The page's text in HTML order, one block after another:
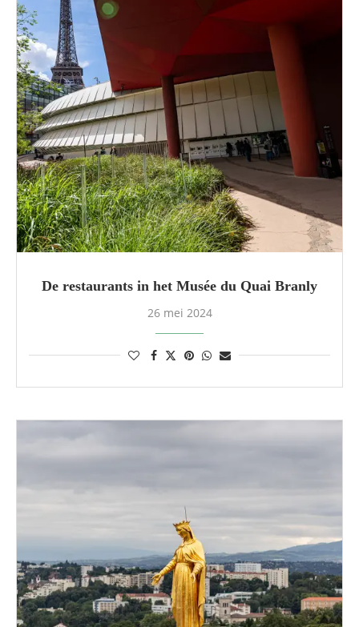
De restaurants in het Musée du Quai Branly
26 mei 2024